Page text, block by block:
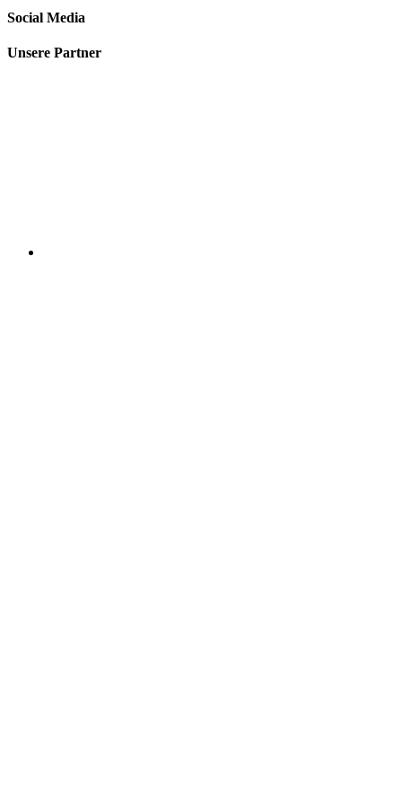
Social Media
Unsere Partner